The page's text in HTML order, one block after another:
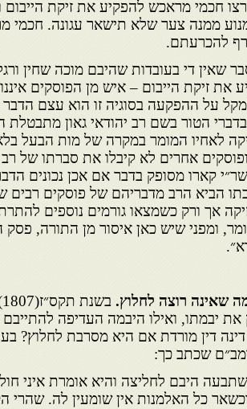
חכמי מראכש להפקיע את זיקת
ממנה צער שלא תישאר עגונה. חכמי
להכרעתם.
שאין די בעובדות שהיבם מוכה שחין
את זיקת הייבום – איש מן הפוסקים
על ההפקעה בסוגיה זו הוא עצם
הטור בשם רב יהודאי גאון
לאחיו המומר במקרה של מות הבעל
אחרים לא קיבלו את סברתו של רב
קארו מסופק בדבר אם אכן נכונים
הביא הרב מדבריהם של פוסקים רבים
אך ורק כשמצאו גורמים נוספים
ומפני שיש כאן איסור מן התורה, פסק
שאינה רוצה לחלוץ.
את יבמתו, ואילו היבמה העדיפה
דין מורדת אם היא מסרבת לחלוץ?
שכתב כך:
היבם לחליצה והיא אומרת איני
כל האלמנות אין שומעין לה. שהרי